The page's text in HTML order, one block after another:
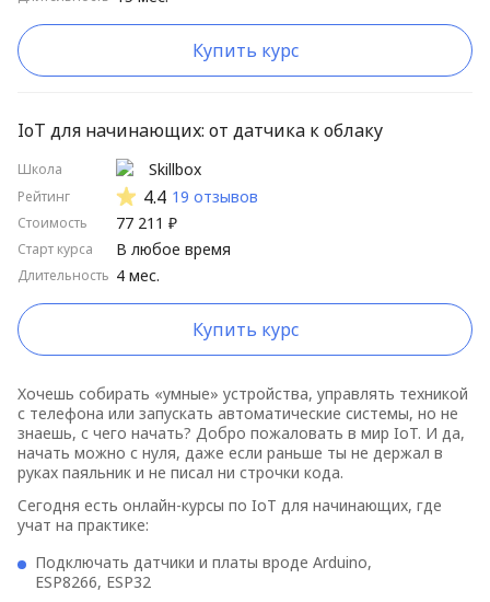
Длительные курсы сначала
Короткие курсы сначала
Высокий рейтинг
Низкий рейтинг
Купить курс
IoT для начинающих: от датчика к облаку
Школа
Рейтинг
Стоимость
Старт курса
Длительность
Skillbox
4.4 19 отзывов
77 211 ₽
4 мес.
В любое время
Купить курс
Хочешь собирать «умные» устройства, управлять техникой
с телефона или запускать автоматические системы, но не
знаешь, с чего начать? Добро пожаловать в мир IoT. И да,
начать можно с нуля, даже если раньше ты не держал в
руках паяльник и не писал ни строчки кода.
Сегодня есть онлайн-курсы по IoT для начинающих, где
учат на практике:
Подключать датчики и платы вроде Arduino,
ESP8266, ESP32